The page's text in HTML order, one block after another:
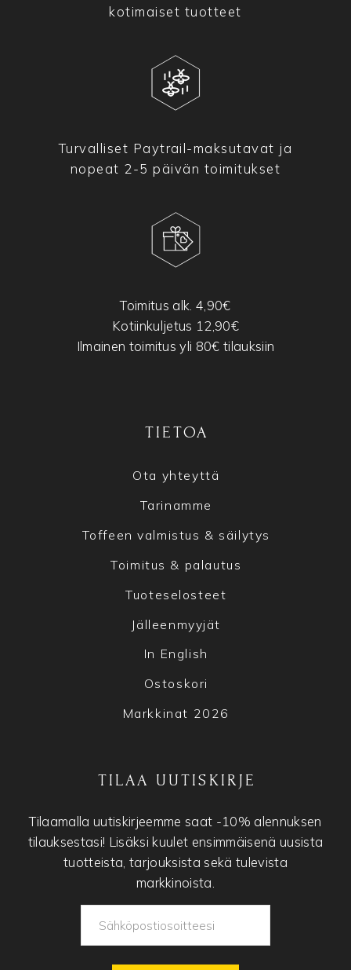
kotimaiset tuotteet
Turvalliset Paytrail-maksutavat ja
nopeat 2-5 päivän toimitukset
Toimitus alk. 4,90€
Kotiinkuljetus 12,90€
Ilmainen toimitus yli 80€ tilauksiin
TIETOA
Ota yhteyttä
Tarinamme
Toffeen valmistus & säilytys
Toimitus & palautus
Tuoteselosteet
Jälleenmyyjät
In English
Ostoskori
Markkinat 2026
TILAA UUTISKIRJE
Tilaamalla uutiskirjeemme saat -10% alennuksen
tilauksestasi! Lisäksi kuulet ensimmäisenä uusista
tuotteista, tarjouksista sekä tulevista
markkinoista.